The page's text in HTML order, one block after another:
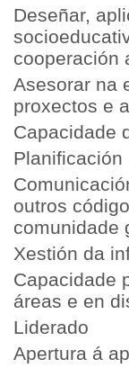
Deseñar,
cooperación
Asesorar na
proxectos e
Capacidade
outros
comunidade
Xestión da
Capacidade
áreas e en
Liderado
Apertura á